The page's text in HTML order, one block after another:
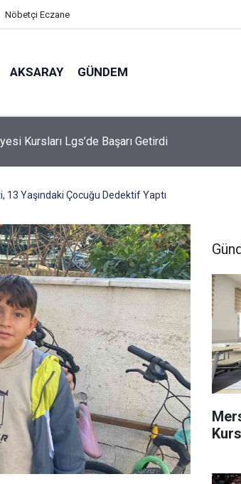
Nöbetçi Eczane
AKSARAY GÜNDEM
Vatandaşları Müzikle Buluşturuyor
13 Yaşındaki Çocuğu Dedektif Yaptı